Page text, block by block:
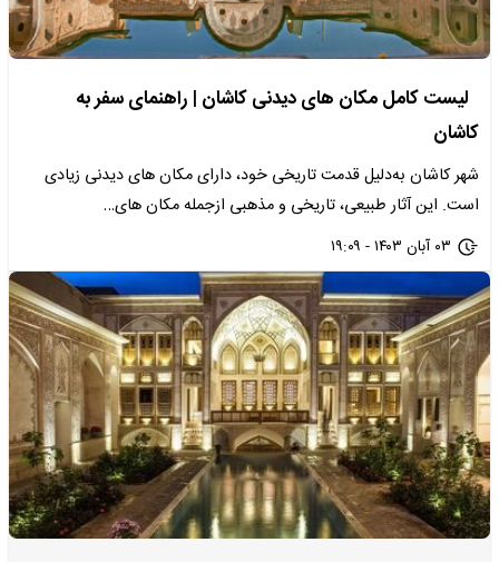
لیست کامل مکان های دیدنی کاشان | راهنمای سفر به
کاشان
شهر کاشان به‌دلیل قدمت تاریخی خود، دارای مکان های دیدنی زیادی
است. این آثار طبیعی، تاریخی و مذهبی ازجمله مکان های…
۰۳ آبان ۱۴۰۳ - ۱۹:۰۹